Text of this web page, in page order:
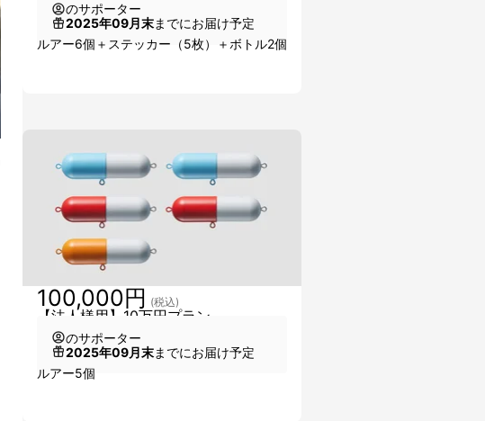
のサポーター
2025年09月末までにお届け予定
ルアー6個＋ステッカー（5枚）＋ボトル2個
【法人様用】10万円プラン
100,000円 (税込)
のサポーター
2025年09月末までにお届け予定
ルアー5個